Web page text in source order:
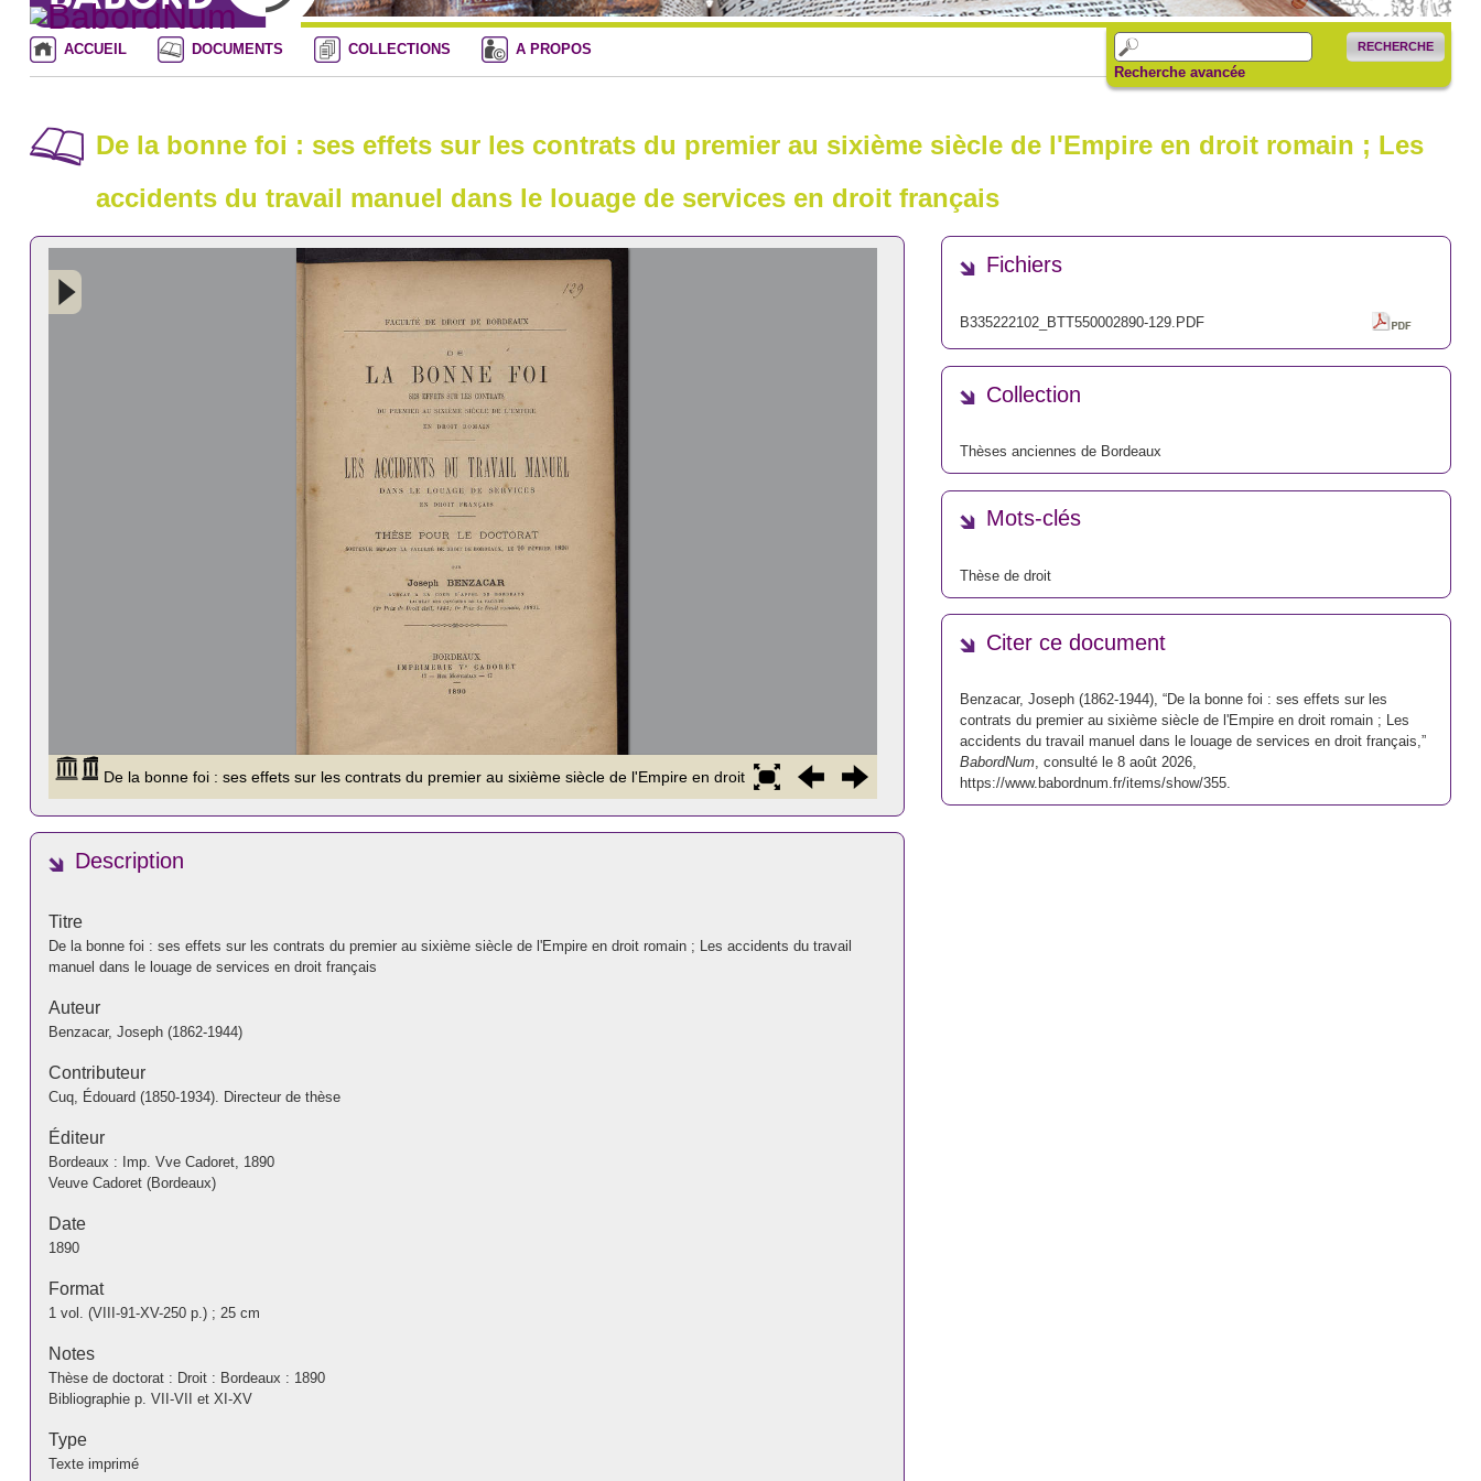
RECHERCHE
Recherche avancée
ACCUEIL DOCUMENTS COLLECTIONS A PROPOS
De la bonne foi : ses effets sur les contrats du premier au sixième siècle de l'Empire en droit romain ; Les
accidents du travail manuel dans le louage de services en droit français
Description
Titre
De la bonne foi : ses effets sur les contrats du premier au sixième siècle de l'Empire en droit romain ; Les accidents du travail
manuel dans le louage de services en droit français
Auteur
Benzacar, Joseph (1862-1944)
Contributeur
Cuq, Édouard (1850-1934). Directeur de thèse
Éditeur
Bordeaux : Imp. Vve Cadoret, 1890
Veuve Cadoret (Bordeaux)
Date
1890
Format
1 vol. (VIII-91-XV-250 p.) ; 25 cm
Notes
Thèse de doctorat : Droit : Bordeaux : 1890
Bibliographie p. VII-VII et XI-XV
Type
Texte imprimé
Fichiers
B335222102_BTT550002890-129.PDF
Collection
Thèses anciennes de Bordeaux
Mots-clés
Thèse de droit
Citer ce document
Benzacar, Joseph (1862-1944), “De la bonne foi : ses effets sur les
contrats du premier au sixième siècle de l'Empire en droit romain ; Les
accidents du travail manuel dans le louage de services en droit français,”
BabordNum, consulté le 8 août 2026,
https://www.babordnum.fr/items/show/355.